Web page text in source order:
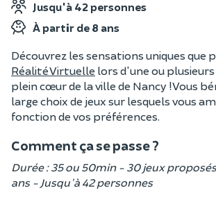
Jusqu'à 42 personnes
À partir de 8 ans
Découvrez les sensations uniques que
Réalité Virtuelle lors d'une ou
plein cœur de la ville de Nancy ! Vous
large choix de jeux sur lesquels vous
fonction de vos préférences.
Comment ça se passe ?
Durée : 35 ou 50min - 30 jeux
ans - Jusqu'à 42 personnes